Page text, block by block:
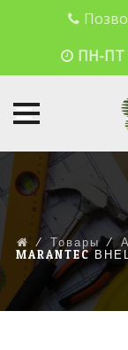
ПН-ПТ
⁄Товары⁄
MARANTEC